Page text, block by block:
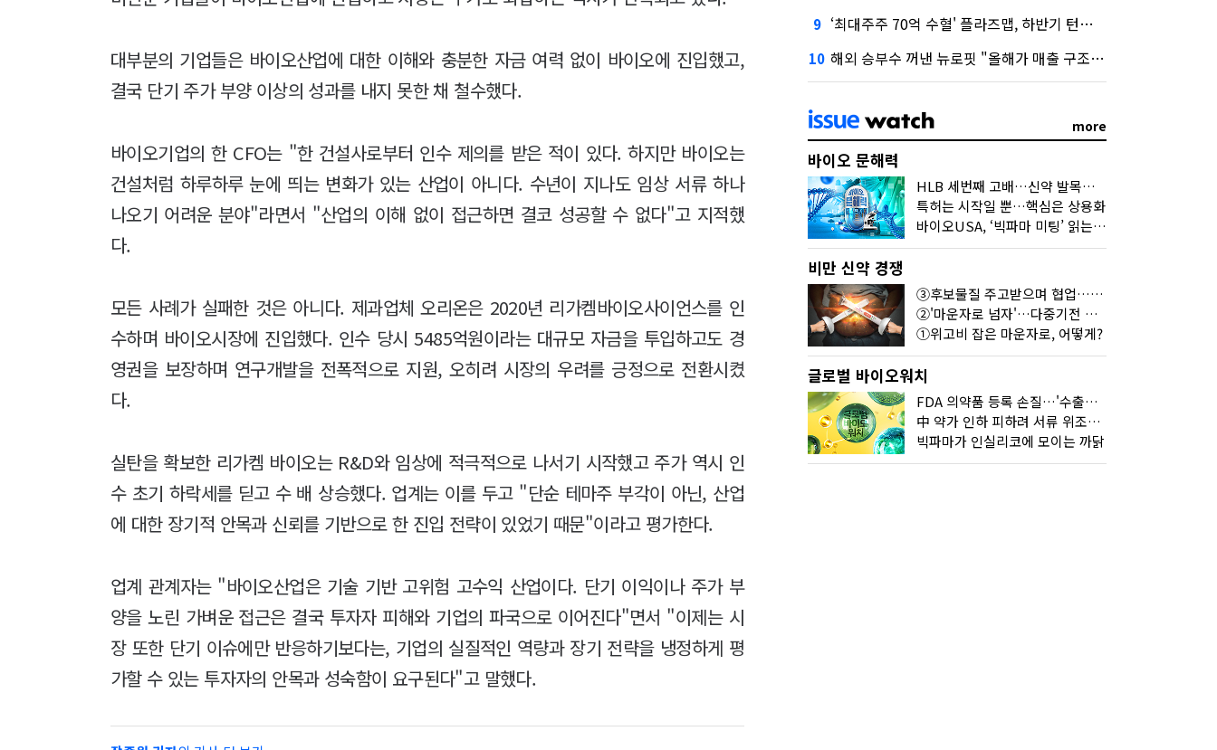
대부분의 기업들은 바이오산업에 대한 이해와 충분한 자금 여력 없이 바이오에 진입했고,
결국 단기 주가 부양 이상의 성과를 내지 못한 채 철수했다.
바이오기업의 한 CFO는 "한 건설사로부터 인수 제의를 받은 적이 있다. 하지만 바이오는
건설처럼 하루하루 눈에 띄는 변화가 있는 산업이 아니다. 수년이 지나도 임상 서류 하나
나오기 어려운 분야"라면서 "산업의 이해 없이 접근하면 결코 성공할 수 없다"고 지적했
다.
모든 사례가 실패한 것은 아니다. 제과업체 오리온은 2020년 리가켐바이오사이언스를 인
수하며 바이오시장에 진입했다. 인수 당시 5485억원이라는 대규모 자금을 투입하고도 경
영권을 보장하며 연구개발을 전폭적으로 지원, 오히려 시장의 우려를 긍정으로 전환시켰
다.
실탄을 확보한 리가켐 바이오는 R&D와 임상에 적극적으로 나서기 시작했고 주가 역시 인
수 초기 하락세를 딛고 수 배 상승했다. 업계는 이를 두고 "단순 테마주 부각이 아닌, 산업
에 대한 장기적 안목과 신뢰를 기반으로 한 진입 전략이 있었기 때문"이라고 평가한다.
업계 관계자는 "바이오산업은 기술 기반 고위험 고수익 산업이다. 단기 이익이나 주가 부
양을 노린 가벼운 접근은 결국 투자자 피해와 기업의 파국으로 이어진다"면서 "이제는 시
장 또한 단기 이슈에만 반응하기보다는, 기업의 실질적인 역량과 장기 전략을 냉정하게 평
가할 수 있는 투자자의 안목과 성숙함이 요구된다"고 말했다.
9 ‘최대주주 70억 수혈' 플라즈맵, 하반기 턴어라운드 정조준
10 해외 승부수 꺼낸 뉴로핏 "올해가 매출 구조 변곡점"
more
바이오 문해력
HLB 세번째 고배…신약 발목잡는 '제조·품질'
특허는 시작일 뿐…핵심은 상용화
바이오USA, ‘빅파마 미팅’ 읽는 법
비만 신약 경쟁
③후보물질 주고받으며 협업…달라진 개발법
②'마운자로 넘자'…다중기전 경쟁 본격화
①위고비 잡은 마운자로, 어떻게?
글로벌 바이오워치
FDA 의약품 등록 손질…'수출기업 관리 강화'
中 약가 인하 피하려 서류 위조한 제약사
빅파마가 인실리코에 모이는 까닭